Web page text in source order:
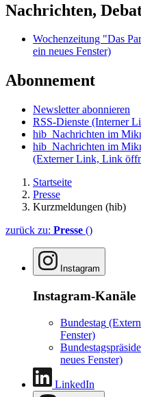
Nachrichten,
Wochenzeitung "Das
ein neues Fenster)
Abonnement
Newsletter abonnieren
RSS-Dienste (Interner
hib_Nachrichten im
hib_Nachrichten im
(Externer Link, Link
Startseite
Presse
Kurzmeldungen (hib)
zurück zu: Presse ()
Instagram
Instagram-Kanäle
Bundestag
Fenster)
neues Fenster)
LinkedIn